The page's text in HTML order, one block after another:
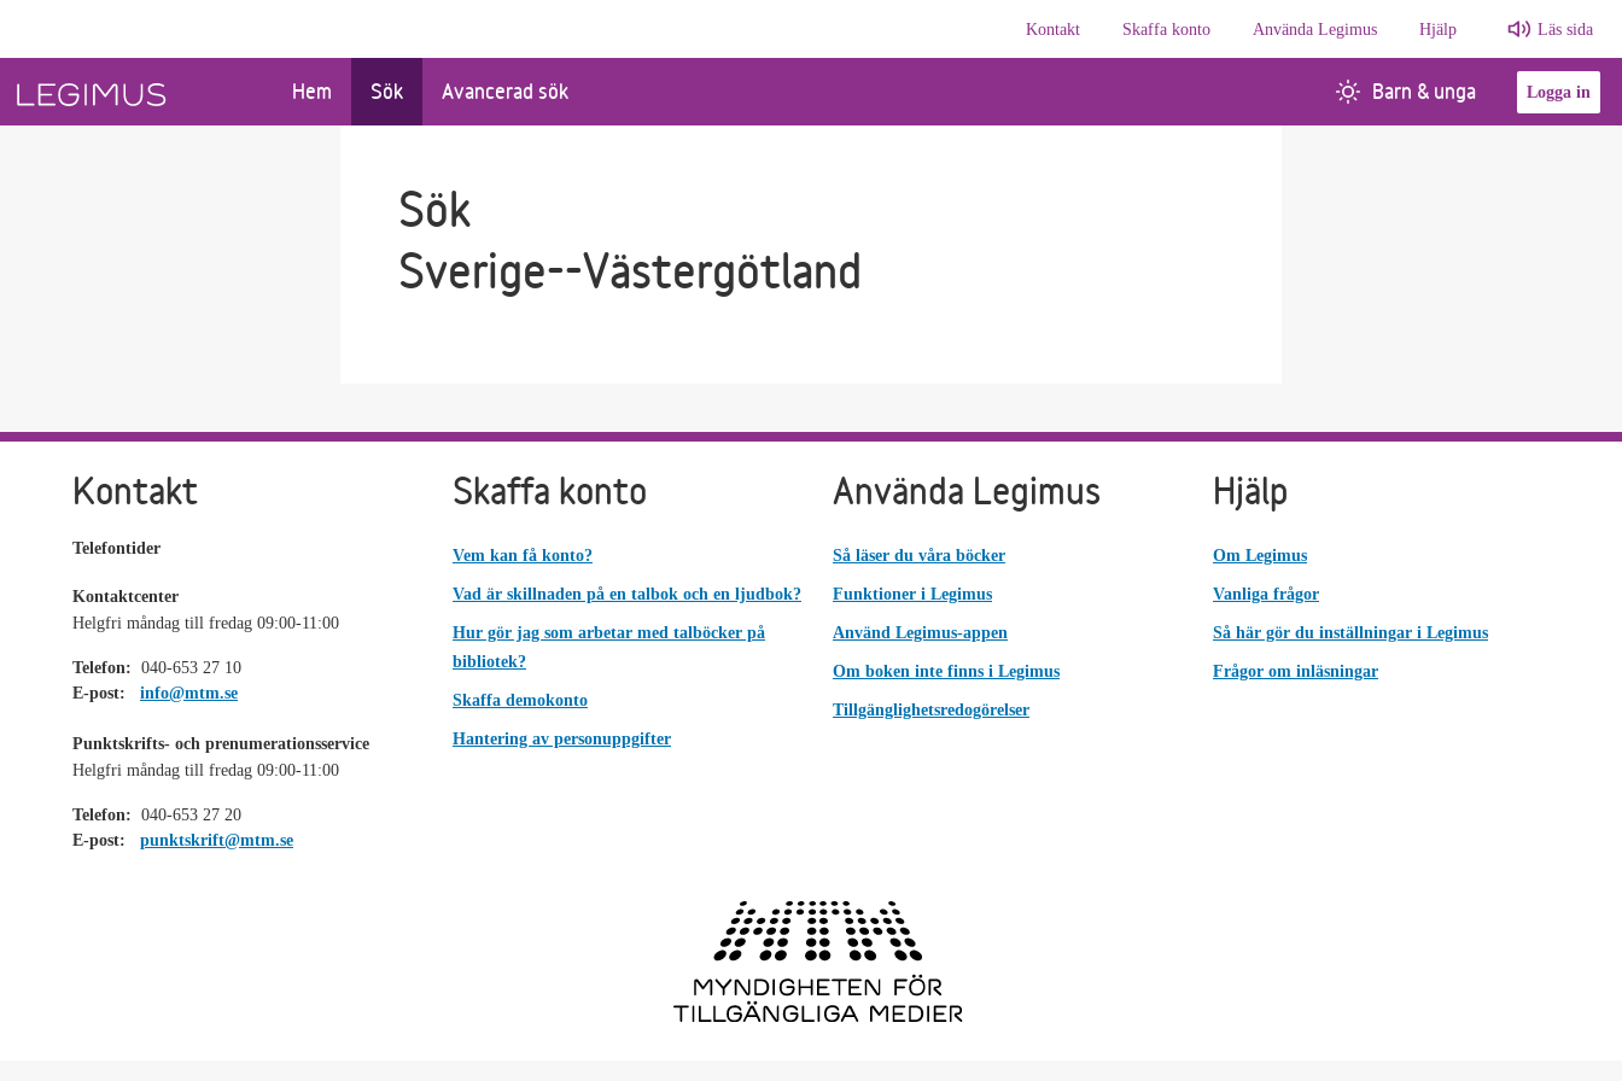
Kontakt
Skaffa konto Använda Legimus Hjälp Läs sida
Hem Sök Avancerad sök Barn & unga Logga in
Sök
Sverige--Västergötland
Kontakt
Telefontider
Kontaktcenter
Helgfri måndag till fredag 09:00-11:00
Telefon: 040-653 27 10
E-post:
info@mtm.se
Punktskrifts- och prenumerationsservice
Helgfri måndag till fredag 09:00-11:00
Telefon: 040-653 27 20
E-post:
punktskrift@mtm.se
Skaffa konto
Vem kan få konto?
Vad är skillnaden på en talbok och en ljudbok?
Hur gör jag som arbetar med talböcker på
bibliotek?
Skaffa demokonto
Hantering av personuppgifter
Använda Legimus
Så läser du våra böcker
Funktioner i Legimus
Använd Legimus-appen
Om boken inte finns i Legimus
Tillgänglighetsredogörelser
Hjälp
Om Legimus
Vanliga frågor
Så här gör du inställningar i Legimus
Frågor om inläsningar